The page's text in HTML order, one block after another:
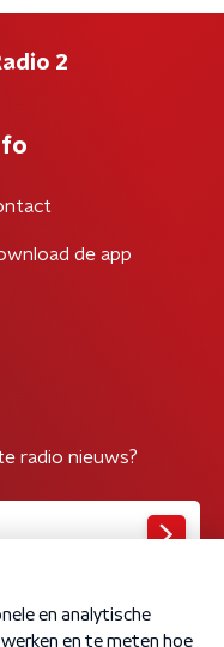
2
de app
radio nieuws?